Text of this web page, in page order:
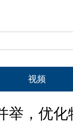
视频
举，优